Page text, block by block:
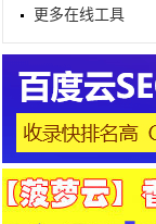
更多在线工具